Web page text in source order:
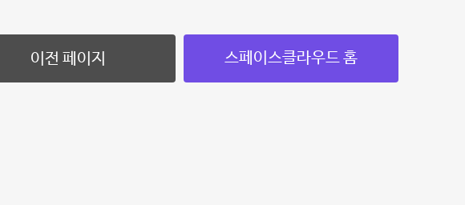
이전 페이지 스페이스클라우드 홈